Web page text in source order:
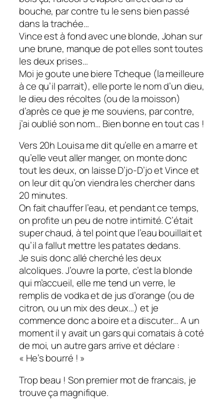
bouche, par contre tu le sens bien passé
dans la trachée…
Vince est à fond avec une blonde, Johan sur
une brune, manque de pot elles sont toutes
les deux prises…
Moi je goute une biere Tcheque (la meilleure
à ce qu’il parrait), elle porte le nom d’un dieu,
le dieu des récoltes (ou de la moisson)
d’après ce que je me souviens, par contre,
j’ai oublié son nom… Bien bonne en tout cas !
Vers 20h Louisa me dit qu’elle en a marre et
qu’elle veut aller manger, on monte donc
tout les deux, on laisse D’jo-D’jo et Vince et
on leur dit qu’on viendra les chercher dans
20 minutes.
On fait chauffer l’eau, et pendant ce temps,
on profite un peu de notre intimité. C’était
super chaud, à tel point que l’eau bouillait et
qu’il a fallut mettre les patates dedans.
Je suis donc allé cherché les deux
alcoliques. J’ouvre la porte, c’est la blonde
qui m’accueil, elle me tend un verre, le
remplis de vodka et de jus d’orange (ou de
citron, ou un mix des deux…) et je
commence donc a boire et a discuter… A un
moment il y avait un gars qui comatais à coté
de moi, un autre gars arrive et déclare :
« He’s bourré ! »
Trop beau ! Son premier mot de francais, je
trouve ça magnifique.